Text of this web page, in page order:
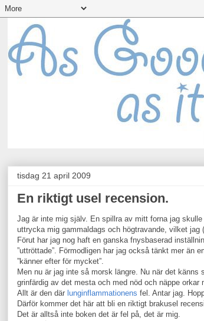
tisdag 21 april 2009
En riktigt usel recension.
Jag är inte mig själv. En spillra av mitt forna jag
uttrycka mig gammaldags och högtravande, vilket jag
Förut har jag nog haft en ganska fnysbaserad
”uttröttade”. Förmodligen har jag också tänkt mer än
”känner efter för mycket”.
Men nu är jag inte så morsk längre. Nu när det känns
grinfärdig av det mesta och med nöd och näppe
Allt är den där lunginflammationens fel. Antar jag.
Därför kommer det här att bli en riktigt brakusel
Det är alltså inte boken det är fel på, det är mig.